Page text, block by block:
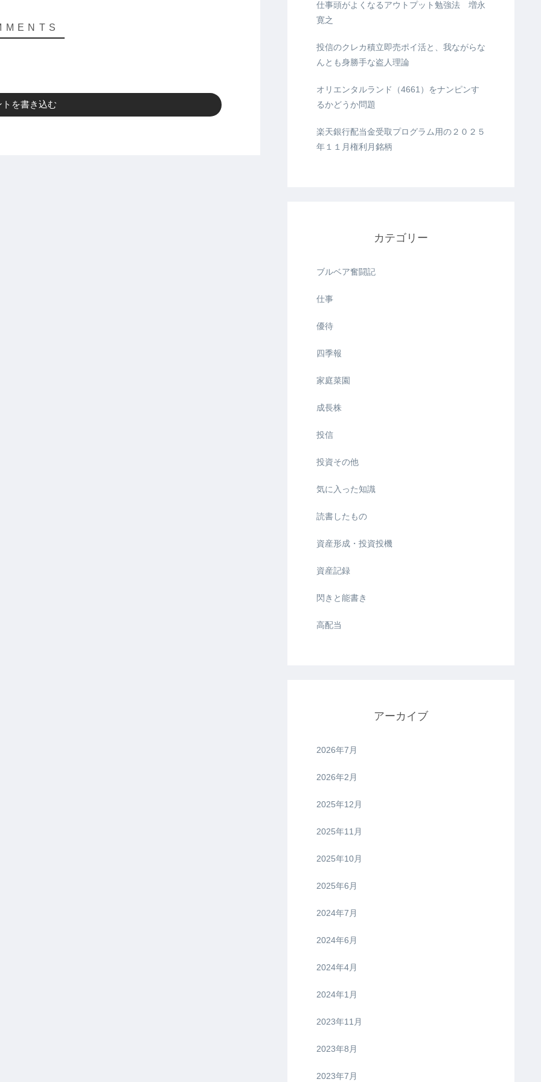
を書き込む
仕事頭がよくなるアウトプット勉強法 増永
寛之
投信のクレカ積立即売ポイ活と、我ながらな
んとも身勝手な盗人理論
オリエンタルランド（4661）をナンピンす
るかどうか問題
楽天銀行配当金受取プログラム用の２０２５
年１１月権利月銘柄
カテゴリー
ブルベア奮闘記
仕事
優待
四季報
家庭菜園
成長株
投信
投資その他
気に入った知識
読書したもの
資産形成・投資投機
資産記録
閃きと能書き
高配当
アーカイブ
2026年7月
2026年2月
2025年12月
2025年11月
2025年10月
2025年6月
2024年7月
2024年6月
2024年4月
2024年1月
2023年11月
2023年8月
2023年7月